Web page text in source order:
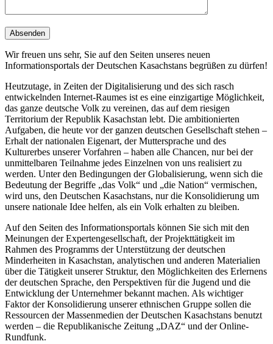
Wir freuen uns sehr, Sie auf den Seiten unseres neuen
Informationsportals der Deutschen Kasachstans begrüßen zu dürfen!
Heutzutage, in Zeiten der Digitalisierung und des sich rasch
entwickelnden Internet-Raumes ist es eine einzigartige Möglichkeit,
das ganze deutsche Volk zu vereinen, das auf dem riesigen
Territorium der Republik Kasachstan lebt. Die ambitionierten
Aufgaben, die heute vor der ganzen deutschen Gesellschaft stehen –
Erhalt der nationalen Eigenart, der Muttersprache und des
Kulturerbes unserer Vorfahren – haben alle Chancen, nur bei der
unmittelbaren Teilnahme jedes Einzelnen von uns realisiert zu
werden. Unter den Bedingungen der Globalisierung, wenn sich die
Bedeutung der Begriffe „das Volk“ und „die Nation“ vermischen,
wird uns, den Deutschen Kasachstans, nur die Konsolidierung um
unsere nationale Idee helfen, als ein Volk erhalten zu bleiben.
Auf den Seiten des Informationsportals können Sie sich mit den
Meinungen der Expertengesellschaft, der Projekttätigkeit im
Rahmen des Programms der Unterstützung der deutschen
Minderheiten in Kasachstan, analytischen und anderen Materialien
über die Tätigkeit unserer Struktur, den Möglichkeiten des Erlernens
der deutschen Sprache, den Perspektiven für die Jugend und die
Entwicklung der Unternehmer bekannt machen. Als wichtiger
Faktor der Konsolidierung unserer ethnischen Gruppe sollen die
Ressourcen der Massenmedien der Deutschen Kasachstans benutzt
werden – die Republikanische Zeitung „DAZ“ und der Online-
Rundfunk.